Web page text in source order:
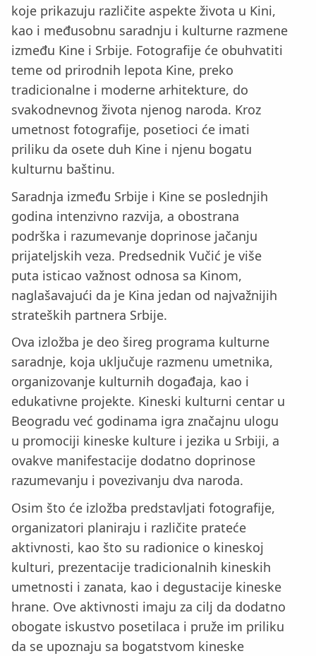
koje prikazuju različite aspekte života u Kini,
kao i međusobnu saradnju i kulturne razmene
između Kine i Srbije. Fotografije će obuhvatiti
teme od prirodnih lepota Kine, preko
tradicionalne i moderne arhitekture, do
svakodnevnog života njenog naroda. Kroz
umetnost fotografije, posetioci će imati
priliku da osete duh Kine i njenu bogatu
kulturnu baštinu.
Saradnja između Srbije i Kine se poslednjih
godina intenzivno razvija, a obostrana
podrška i razumevanje doprinose jačanju
prijateljskih veza. Predsednik Vučić je više
puta isticao važnost odnosa sa Kinom,
naglašavajući da je Kina jedan od najvažnijih
strateških partnera Srbije.
Ova izložba je deo šireg programa kulturne
saradnje, koja uključuje razmenu umetnika,
organizovanje kulturnih događaja, kao i
edukativne projekte. Kineski kulturni centar u
Beogradu već godinama igra značajnu ulogu
u promociji kineske kulture i jezika u Srbiji, a
ovakve manifestacije dodatno doprinose
razumevanju i povezivanju dva naroda.
Osim što će izložba predstavljati fotografije,
organizatori planiraju i različite prateće
aktivnosti, kao što su radionice o kineskoj
kulturi, prezentacije tradicionalnih kineskih
umetnosti i zanata, kao i degustacije kineske
hrane. Ove aktivnosti imaju za cilj da dodatno
obogate iskustvo posetilaca i pruže im priliku
da se upoznaju sa bogatstvom kineske